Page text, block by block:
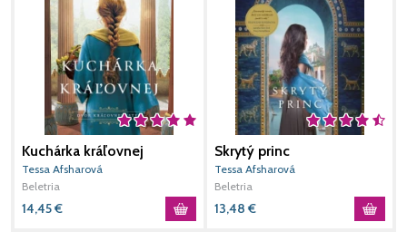
Kuchárka kráľovnej
Tessa Afsharová
Beletria
14,45€
Skrytý princ
Tessa Afsharová
Beletria
13,48 €